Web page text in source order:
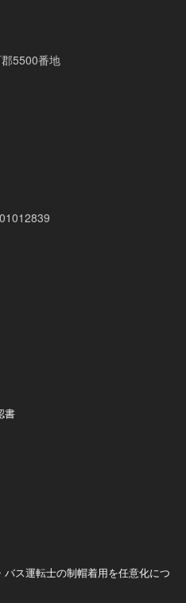
5500番地
書
ス運転士の制帽着用を任意化につ